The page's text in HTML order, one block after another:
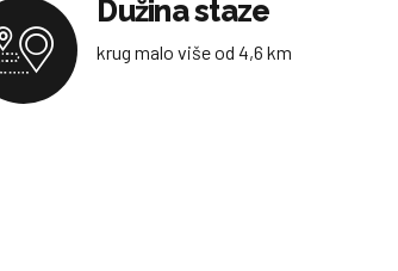
Dužina staze
krug malo više od 4,6 km